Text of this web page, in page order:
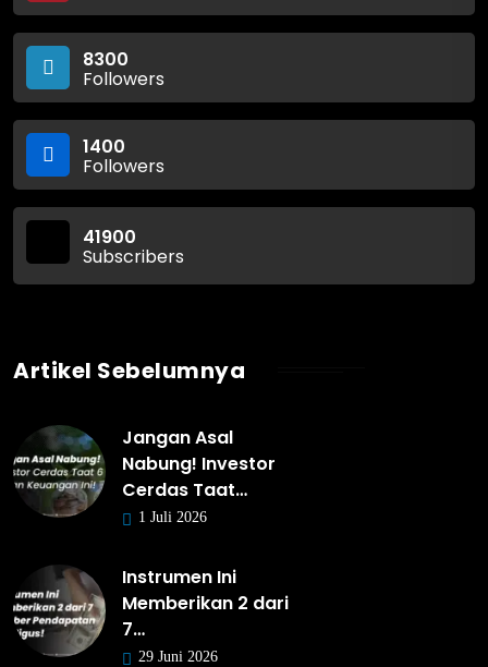
8300
Followers
1400
Followers
41900
Subscribers
Artikel Sebelumnya
Jangan Asal
Nabung! Investor
Cerdas Taat…
1 Juli 2026
Instrumen Ini
Memberikan 2 dari
7…
29 Juni 2026